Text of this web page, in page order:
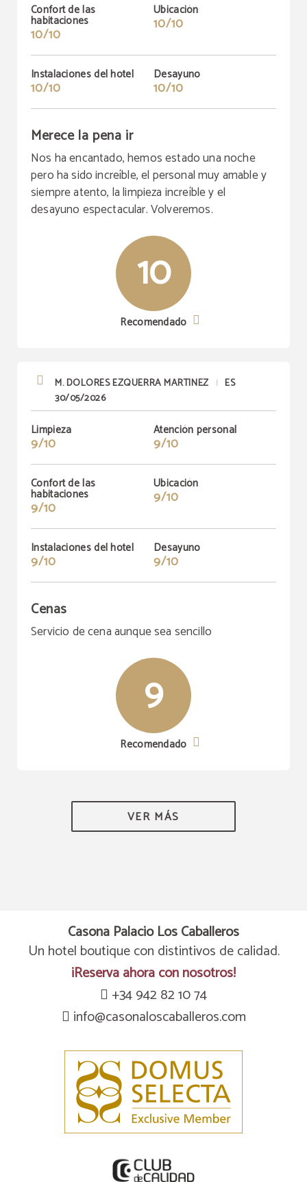
Confort de las
habitaciones
10/10
Ubicación
10/10
Instalaciones del hotel
10/10
Desayuno
10/10
Merece la pena ir
Nos ha encantado, hemos estado una noche
pero ha sido increíble, el personal muy amable y
siempre atento, la limpieza increíble y el
desayuno espectacular. Volveremos.
10
Recomendado
M. DOLORES EZQUERRA MARTINEZ |
ES
30/05/2026
Limpieza
9/10
Atención personal
9/10
Confort de las
habitaciones
9/10
Ubicación
9/10
Instalaciones del hotel
9/10
Desayuno
9/10
Cenas
Servicio de cena aunque sea sencillo
9
Recomendado
VER MÁS
Casona Palacio Los Caballeros
Un hotel boutique con distintivos de calidad.
¡Reserva ahora con nosotros!
+34 942 82 10 74
info@casonaloscaballeros.com